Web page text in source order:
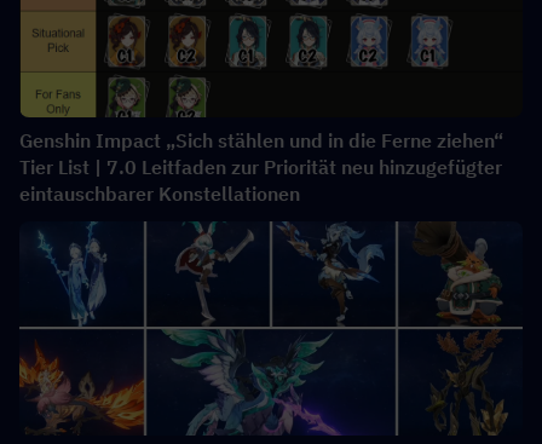
Genshin Impact „Sich stählen und in die Ferne ziehen“
Tier List | 7.0 Leitfaden zur Priorität neu hinzugefügter
eintauschbarer Konstellationen